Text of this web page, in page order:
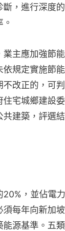
，進行深度
主應加強節
規定實施節
改正的，可
宅城鄉建設
建築，評選
，並佔電
每年向新加
源基準。五